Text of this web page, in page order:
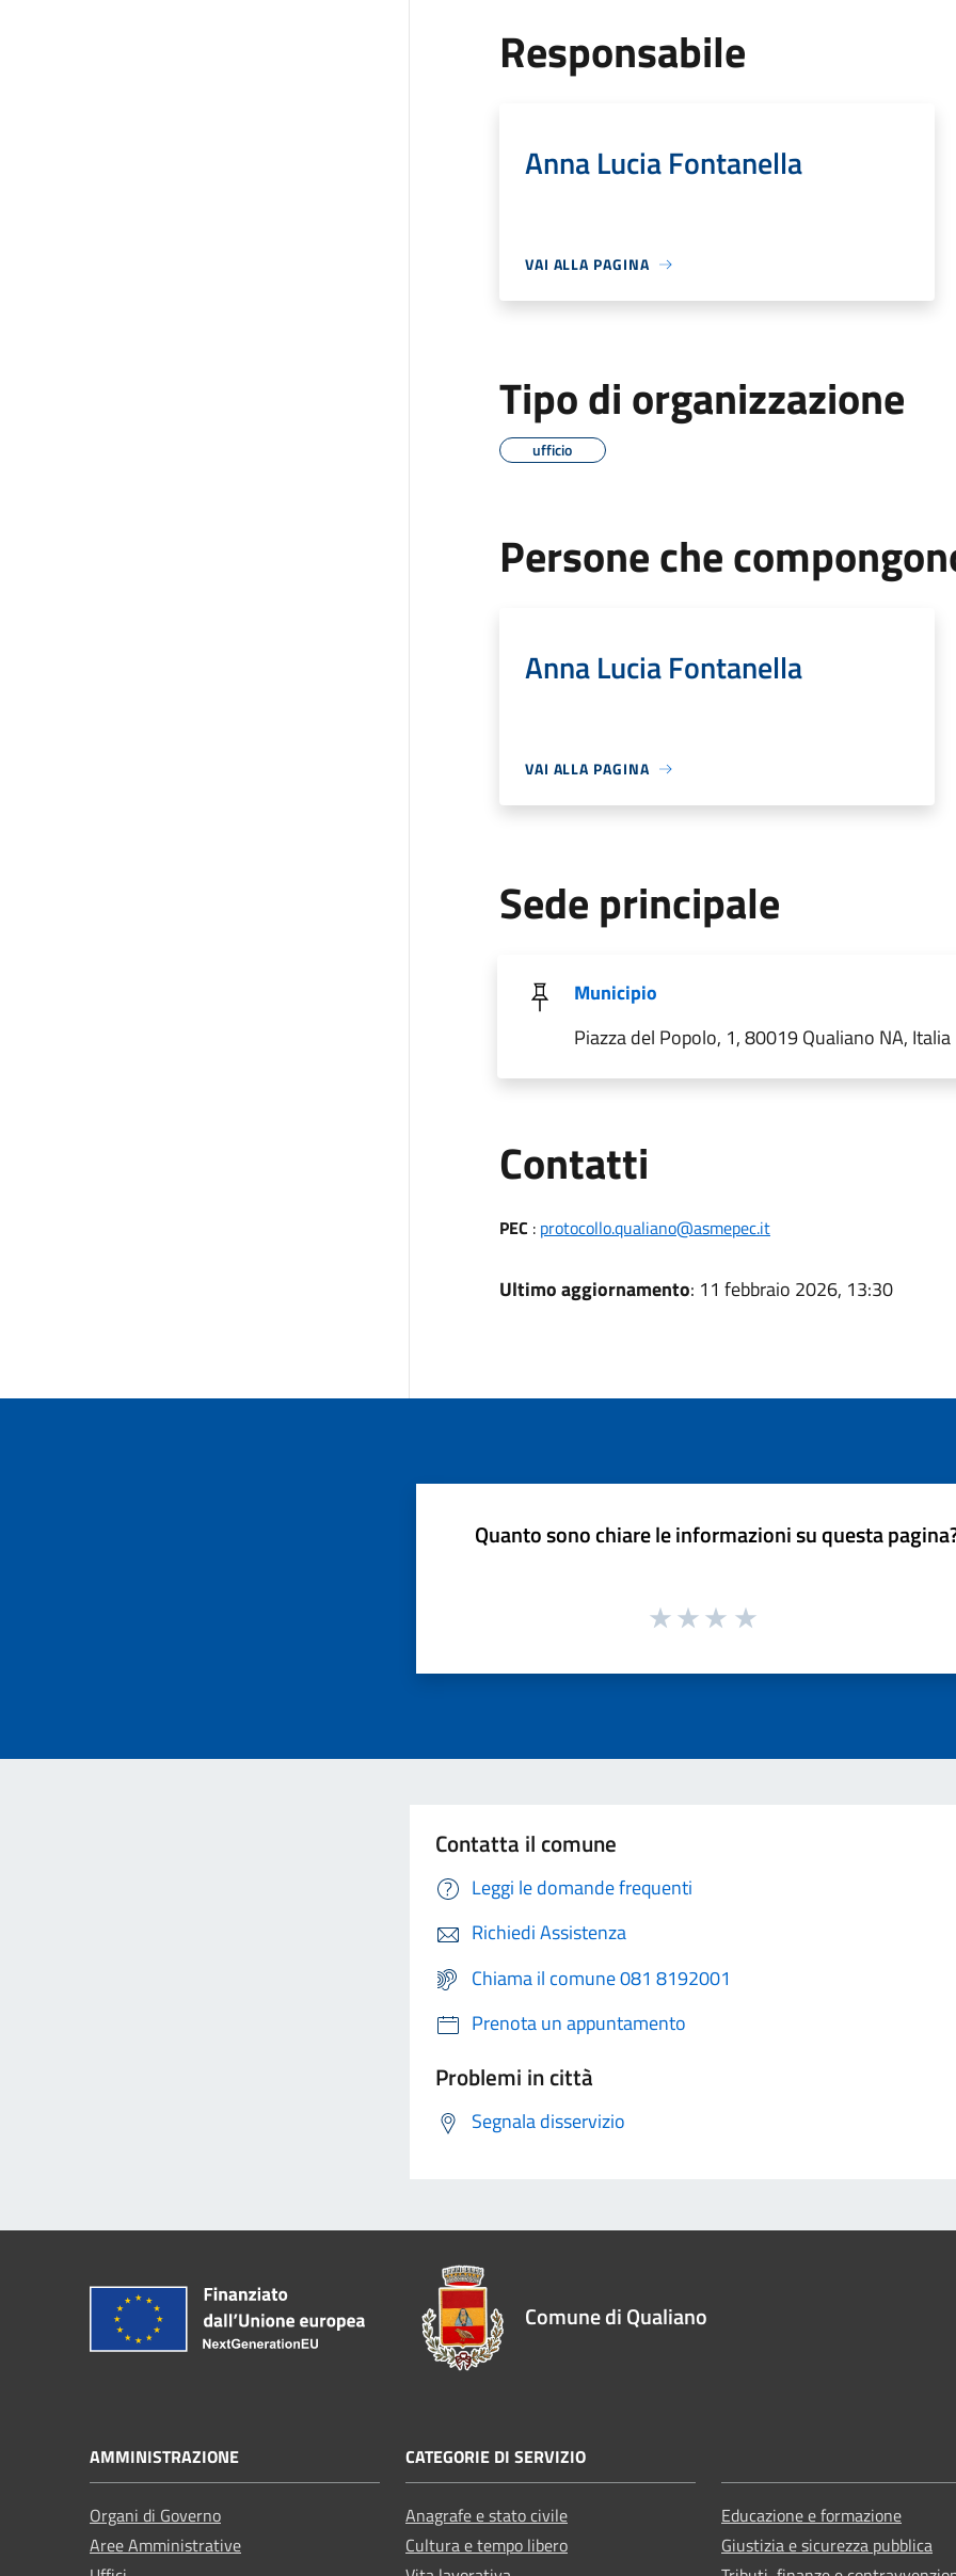
Responsabile
Anna Lucia Fontanella
VAI ALLA PAGINA
Tipo di organizzazione
ufficio
Persone che
Anna Lucia Fontanella
VAI ALLA PAGINA
Sede principale
Municipio
Piazza del Popolo, 1, 80019 Qualiano NA, Italia
Contatti
PEC : protocollo.qualiano@asmepec.it
Ultimo aggiornamento: 11 febbraio 2026, 13:30
Quanto sono chiare le informazioni su questa
Contatta il comune
Leggi le domande frequenti
Richiedi Assistenza
Chiama il comune 081 8192001
Prenota un appuntamento
Problemi in città
Segnala disservizio
Comune di Qualiano
AMMINISTRAZIONE
Organi di Governo
Aree Amministrative
CATEGORIE DI SERVIZIO
Anagrafe e stato civile
Cultura e tempo libero
Educazione e formazione
Giustizia e sicurezza pubblica